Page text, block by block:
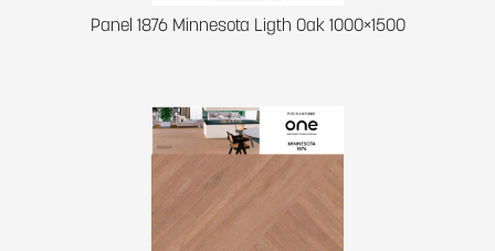
Panel 1876 Minnesota Ligth Oak 1000×1500